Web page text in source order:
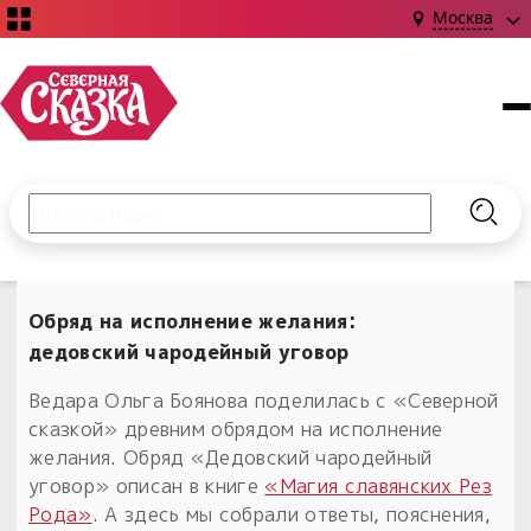
Москва
Книги
Издания о Славянской культуре и ведовстве
Коллекции
Наборы для курсов и книг
Обереги славян нательные
Сказки
Гадание
Магия
Библиография
С чего начать?
Материалы
Для алтаря
Расходные материалы
Новинки ›
Готовые заговоры
Для чего:
Введите текст и нажмите кнопку «Найти», чтобы
Обряд на исполнение желания:
дедовский чародейный уговор
Ведара Ольга Боянова поделилась с «Северной
сказкой» древним обрядом на исполнение
желания. Обряд «Дедовский чародейный
уговор» описан в книге «Магия славянских Рез
Рода». А здесь мы собрали ответы, пояснения,